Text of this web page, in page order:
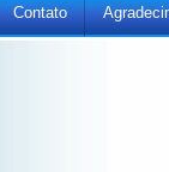
Contato